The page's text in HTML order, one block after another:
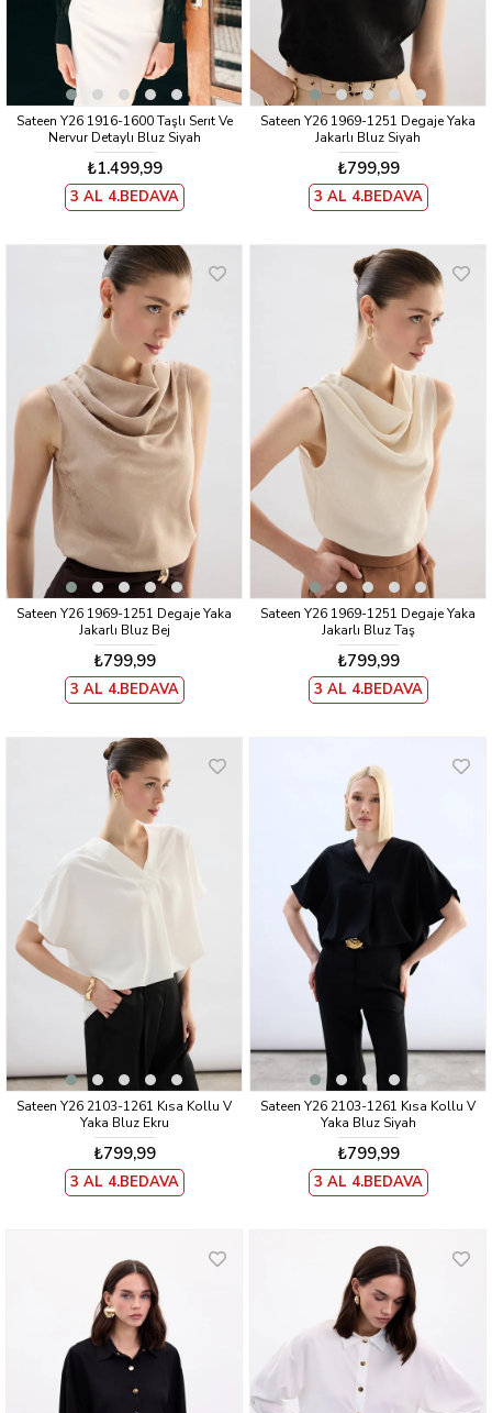
Sateen Y26 1916-1600 Taşlı Serıt Ve
Nervur Detaylı Bluz Siyah
₺1.499,99
3 AL 4.BEDAVA
Sateen Y26 1969-1251 Degaje Yaka
Jakarlı Bluz Siyah
₺799,99
3 AL 4.BEDAVA
Sateen Y26 1969-1251 Degaje Yaka
Jakarlı Bluz Bej
₺799,99
3 AL 4.BEDAVA
Sateen Y26 1969-1251 Degaje Yaka
Jakarlı Bluz Taş
₺799,99
3 AL 4.BEDAVA
Sateen Y26 2103-1261 Kısa Kollu V
Yaka Bluz Ekru
₺799,99
3 AL 4.BEDAVA
Sateen Y26 2103-1261 Kısa Kollu V
Yaka Bluz Siyah
₺799,99
3 AL 4.BEDAVA